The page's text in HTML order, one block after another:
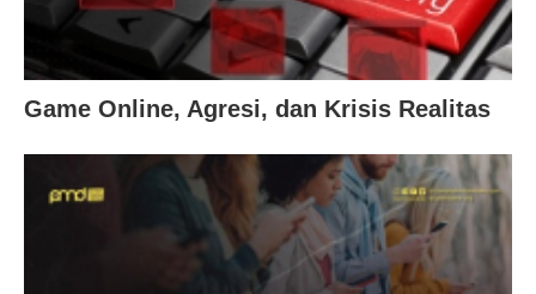
Game Online, Agresi, dan Krisis Realitas